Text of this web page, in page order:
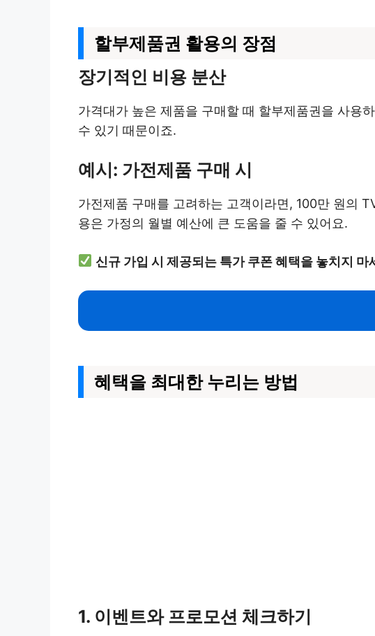
할부제품권 활용의 장점
장기적인 비용 분산
가격대가 높은 제품을 구매할 때 할부제품권을 사용
수 있기 때문이죠.
예시: 가전제품 구매 시
가전제품 구매를 고려하는 고객이라면, 100만 원의
용은 가정의 월별 예산에 큰 도움을 줄 수 있어요.
신규 가입 시 제공되는 특가 쿠폰 혜택을 놓치지 마
혜택을 최대한 누리는 방법
1. 이벤트와 프로모션 체크하기